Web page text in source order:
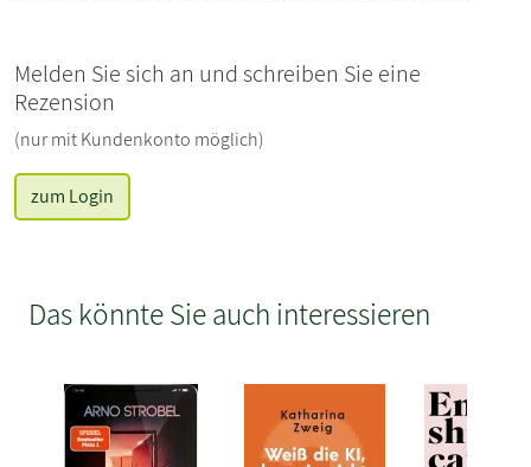
Melden Sie sich an und schreiben Sie eine
Rezension
(nur mit Kundenkonto möglich)
zum Login
Das könnte Sie auch interessieren